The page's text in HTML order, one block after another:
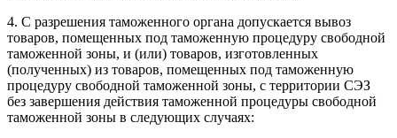
4. С разрешения таможенного органа допускается вывоз
товаров, помещенных под таможенную процедуру свободной
таможенной зоны, и (или) товаров, изготовленных
(полученных) из товаров, помещенных под таможенную
процедуру свободной таможенной зоны, с территории СЭЗ
без завершения действия таможенной процедуры свободной
таможенной зоны в следующих случаях: